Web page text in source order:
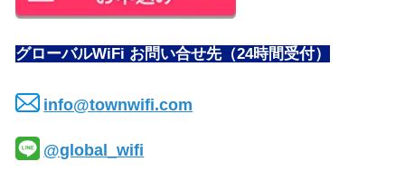
グローバルWiFi お問い合せ先（24時間受付）
info@townwifi.com
@global_wifi